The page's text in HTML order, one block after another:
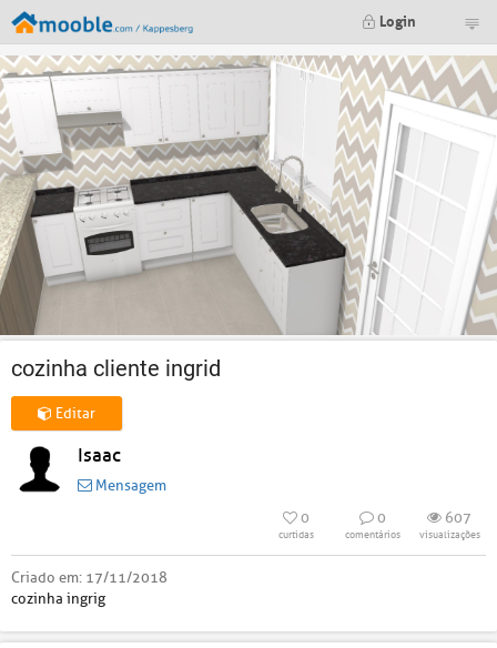
Login
cozinha cliente ingrid
Editar
Isaac
Mensagem
0
curtidas
0
comentários
607
visualizações
Criado em: 17/11/2018
cozinha ingrig